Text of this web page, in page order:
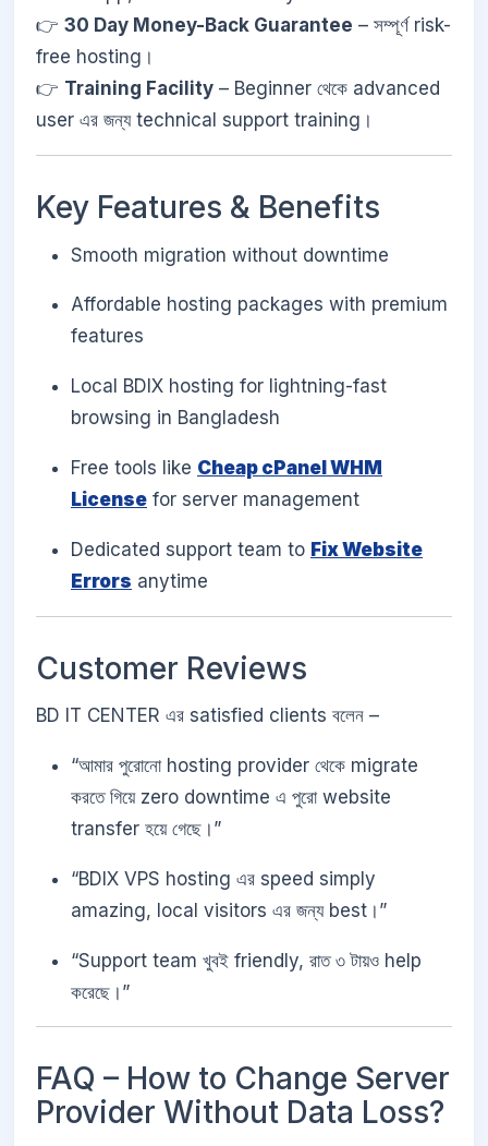
👉 30 Day Money-Back Guarantee – সম্পূর্ণ risk-
free hosting।
👉 Training Facility – Beginner থেকে advanced
user এর জন্য technical support training।
Key Features & Benefits
Smooth migration without downtime
Affordable hosting packages with premium
features
Local BDIX hosting for lightning-fast
browsing in Bangladesh
Free tools like Cheap cPanel WHM
License for server management
Dedicated support team to Fix Website
Errors anytime
Customer Reviews
BD IT CENTER এর satisfied clients বলেন –
“আমার পুরোনো hosting provider থেকে migrate
করতে গিয়ে zero downtime এ পুরো website
transfer হয়ে গেছে।”
“BDIX VPS hosting এর speed simply
amazing, local visitors এর জন্য best।”
“Support team খুবই friendly, রাত ৩ টায়ও help
করেছে।”
FAQ – How to Change Server
Provider Without Data Loss?